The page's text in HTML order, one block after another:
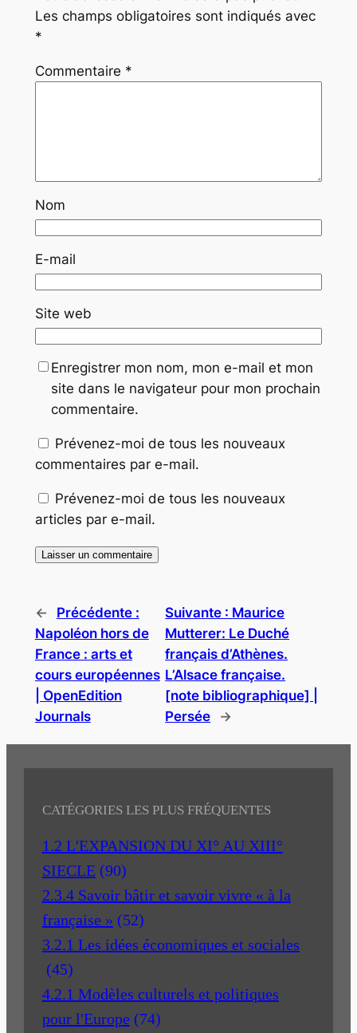
Les champs obligatoires sont indiqués avec
*
Commentaire *
Nom
E-mail
Site web
Enregistrer mon nom, mon e-mail et mon
site dans le navigateur pour mon prochain
commentaire.
Prévenez-moi de tous les nouveaux
commentaires par e-mail.
Prévenez-moi de tous les nouveaux
articles par e-mail.
←
Précédente :
Napoléon hors de
France : arts et
cours européennes
| OpenEdition
Journals
Suivante : Maurice
Mutterer: Le Duché
français d’Athènes.
L’Alsace française.
[note bibliographique] |
Persée
→
CATÉGORIES LES PLUS FRÉQUENTES
1.2 L'EXPANSION DU XI° AU XIII°
SIECLE (90)
2.3.4 Savoir bâtir et savoir vivre « à la
française » (52)
3.2.1 Les idées économiques et sociales
(45)
4.2.1 Modèles culturels et politiques
pour l'Europe (74)